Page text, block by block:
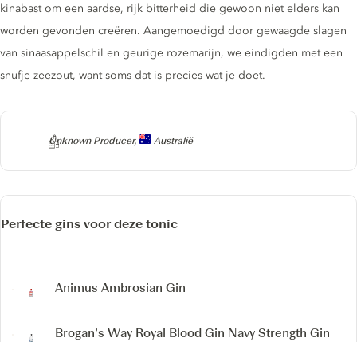
Producer
Unknown Producer, Australië
kinabast om een ​​aardse, rijk bitterheid die gewoon niet elders kan
worden gevonden creëren. Aangemoedigd door gewaagde slagen
van sinaasappelschil en geurige rozemarijn, we eindigden met een
snufje zeezout, want soms dat is precies wat je doet.
Perfecte gins voor deze tonic
Animus Ambrosian Gin
Brogan’s Way Royal Blood Gin Navy Strength Gin